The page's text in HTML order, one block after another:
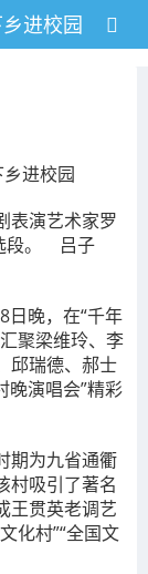
进校园
演艺术家罗
段。 吕子
晚，在“千年
聚梁维玲、李
邱瑞德、郝士
晚演唱会”精彩
为九省通衢
村吸引了著名
王贯英老调艺
化村”“全国文